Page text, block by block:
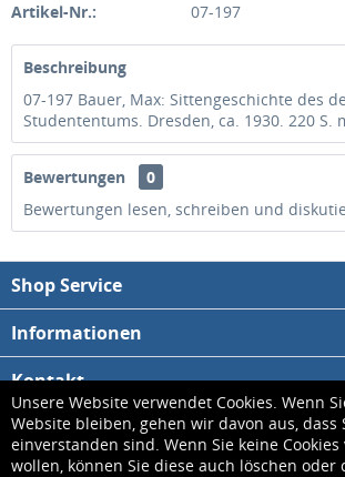
Unsere Website verwendet Cookies. Wenn
Website bleiben, gehen wir davon aus, dass
einverstanden sind. Wenn Sie keine
wollen, können Sie diese auch löschen oder
Artikel-Nr.: 07-197
Beschreibung
07-197 Bauer, Max: Sittengeschichte des
Studententums. Dresden, ca. 1930. 220 S.
Bewertungen
0
Bewertungen lesen, schreiben und
Shop Service
Informationen
Kontakt
* Alle Preise inkl. gesetzl. Mehrwertsteuer zzgl.
anders beschrieben